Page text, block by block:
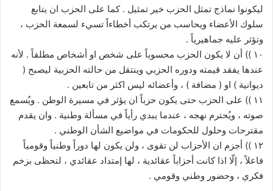
ليكونوا نماذج تمثل الحزب خير تمثيل . كما على الحزب ان يتابع
سلوك الأعضاء ويحاسب من يرتكب أخطاءاً تسيء لسمعة الحزب ،
وتؤثر عليه جماهيرياً .
١٠ )) أن لا يكون الحزب محسوباً على شخص او أشخاص مطلقاً . لأنه
عندها يفقد قيمته ودوره الحزبي وينتقل من حالته الحزبية ليصبح (
ديوانية ) او ( مضافة ) ، وأعضائه ليس اكثر من تابعين .
١١ )) على الحزب حتى يكون حزباً ان يؤثر في مسيرة الوطن . ويُسمع
صوته ، ويُحترم نهجه ، عندما يبدي رأياً في مسألة وطنية . وان يقدم
مقترحات وحلول للحكومات في مواضيع الشأن الوطني .
١٢ )) أجزم ان الأحزاب لن تقوى ، ولن يكون لها دوراً وطنياً وقومياً
فاعلاً ، إلّا اذا كانت أحزاباً عقائدية ، لها إمتداد عقائدي ، لتحظى بزخم
فكري ، وحضور وطني وقومي .